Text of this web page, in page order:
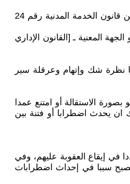
علما: المشرع العراقي: أعطى الحق للموظف ـ والعمال ـ في تقديم إستقالته من وظيفته بطلب تحريري يقدمه الى مرجعه المختصة [المادة (35) من قانون الخدمة المدنية رقم 24
المعنية ـ [القانون الإداري
نظرة شك وإتهام وعرقلة سير
الاستقالة أو امتنع عمدا
يحدث اضطرابا أو فتنة بین
في إيقاع العقوبة عليهم، وفي
تصبح سببا في إحداث اضطرابات